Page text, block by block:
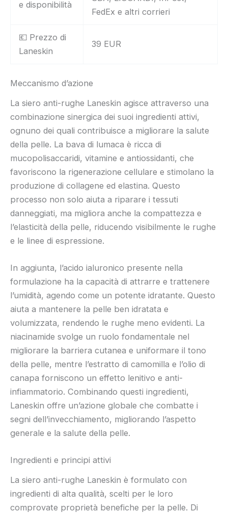
e disponibilità
FedEx e altri corrieri
💶 Prezzo di
Laneskin
39 EUR
Meccanismo d’azione
La siero anti-rughe Laneskin agisce attraverso una
combinazione sinergica dei suoi ingredienti attivi,
ognuno dei quali contribuisce a migliorare la salute
della pelle. La bava di lumaca è ricca di
mucopolisaccaridi, vitamine e antiossidanti, che
favoriscono la rigenerazione cellulare e stimolano la
produzione di collagene ed elastina. Questo
processo non solo aiuta a riparare i tessuti
danneggiati, ma migliora anche la compattezza e
l’elasticità della pelle, riducendo visibilmente le rughe
e le linee di espressione.
In aggiunta, l’acido ialuronico presente nella
formulazione ha la capacità di attrarre e trattenere
l’umidità, agendo come un potente idratante. Questo
aiuta a mantenere la pelle ben idratata e
volumizzata, rendendo le rughe meno evidenti. La
niacinamide svolge un ruolo fondamentale nel
migliorare la barriera cutanea e uniformare il tono
della pelle, mentre l’estratto di camomilla e l’olio di
canapa forniscono un effetto lenitivo e anti-
infiammatorio. Combinando questi ingredienti,
Laneskin offre un’azione globale che combatte i
segni dell’invecchiamento, migliorando l’aspetto
generale e la salute della pelle.
Ingredienti e principi attivi
La siero anti-rughe Laneskin è formulato con
ingredienti di alta qualità, scelti per le loro
comprovate proprietà benefiche per la pelle. Di